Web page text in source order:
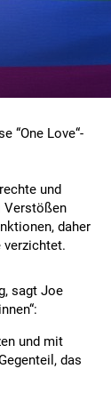
“One Love“-
und
Verstößen
daher
verzichtet.
sagt Joe
und mit
das